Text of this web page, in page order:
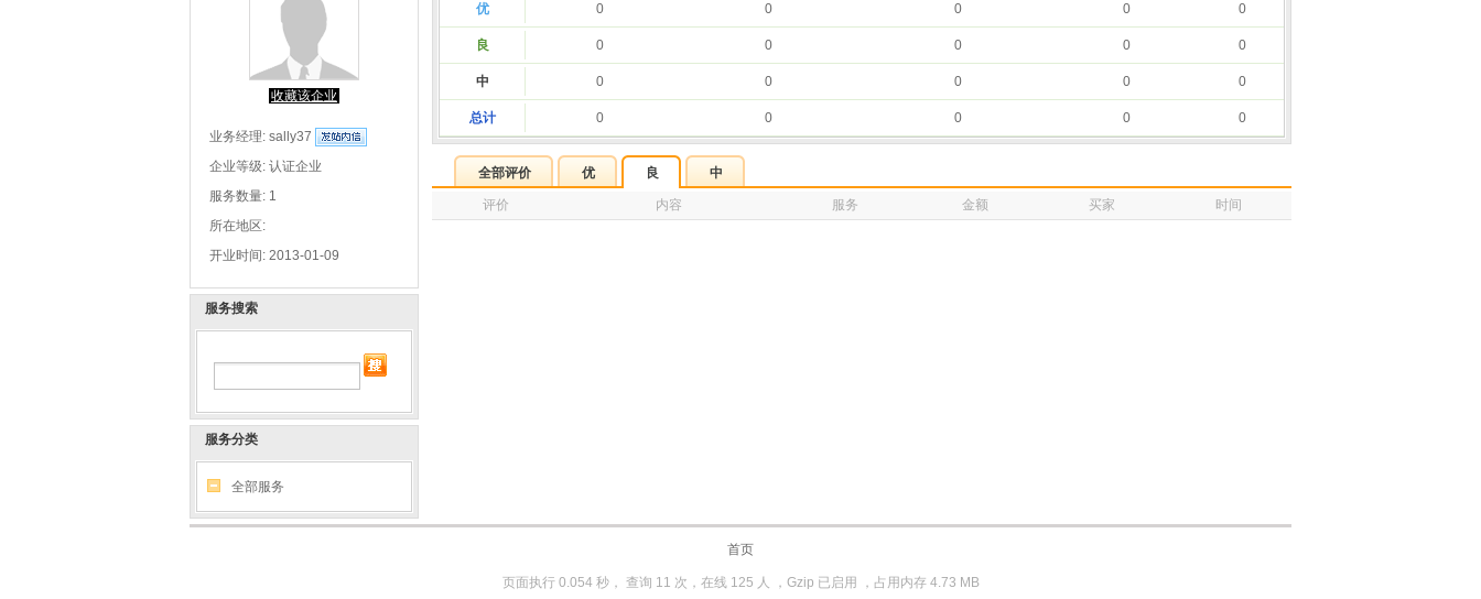
收藏该企业
业务经理: sally37
企业等级: 认证企业
服务数量: 1
所在地区:
开业时间: 2013-01-09
服务搜索
服务分类
全部服务
优 0 0 0 0 0
良 0 0 0 0 0
中 0 0 0 0 0
总计 0 0 0 0 0
全部评价 优 良 中
评价 内容 服务 金额 买家 时间
首页
页面执行 0.054 秒， 查询 11 次，在线 125 人 ，Gzip 已启用 ，占用内存 4.73 MB